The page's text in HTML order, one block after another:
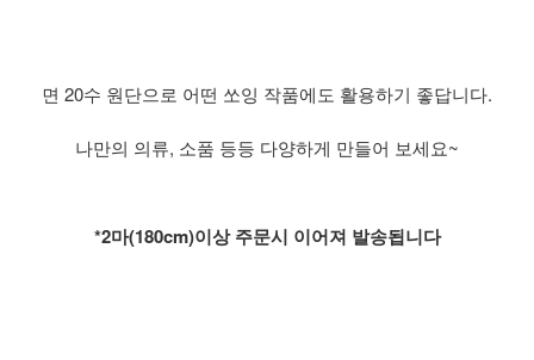
면 20수 원단으로 어떤 쏘잉 작품에도 활용하기 좋답니다.
나만의 의류, 소품 등등 다양하게 만들어 보세요~
*2마(180cm)이상 주문시 이어져 발송됩니다